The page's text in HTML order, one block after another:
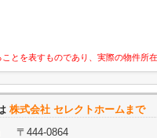
とを表すものであり、実際の物件所
株式会社 セレクトホームまで
〒444-0864